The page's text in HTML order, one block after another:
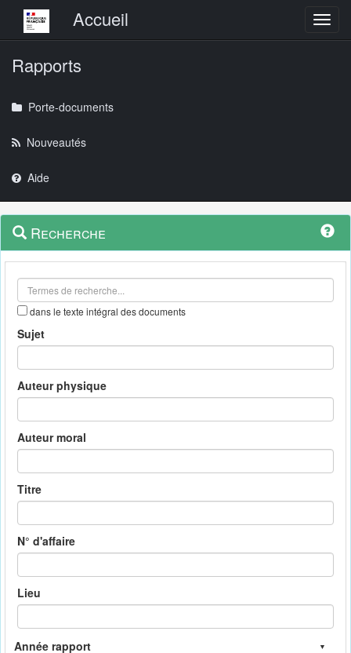
Menu principalAccueil
Rapports
Porte-documents
Nouveautés
Aide
Navigation
outils
Menu
contextuel
Recherche
dans le texte intégral des documents
Sujet
Auteur physique
Auteur moral
Titre
N° d'affaire
Lieu